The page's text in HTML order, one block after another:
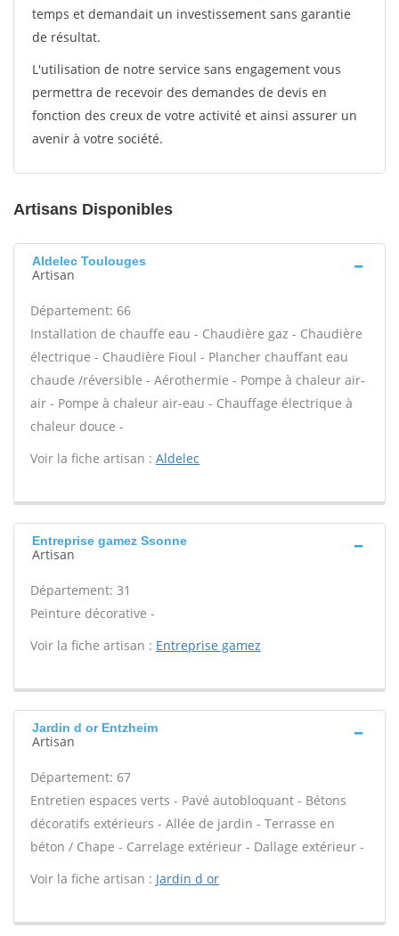
temps et demandait un investissement sans garantie
de résultat.
L'utilisation de notre service sans engagement vous
permettra de recevoir des demandes de devis en
fonction des creux de votre activité et ainsi assurer un
avenir à votre société.
Artisans Disponibles
Aldelec Toulouges
Artisan
Département: 66
Installation de chauffe eau - Chaudière gaz - Chaudière
électrique - Chaudière Fioul - Plancher chauffant eau
chaude /réversible - Aérothermie - Pompe à chaleur air-
air - Pompe à chaleur air-eau - Chauffage électrique à
chaleur douce -
Voir la fiche artisan : Aldelec
Entreprise gamez Ssonne
Artisan
Département: 31
Peinture décorative -
Voir la fiche artisan : Entreprise gamez
Jardin d or Entzheim
Artisan
Département: 67
Entretien espaces verts - Pavé autobloquant - Bétons
décoratifs extérieurs - Allée de jardin - Terrasse en
béton / Chape - Carrelage extérieur - Dallage extérieur -
Voir la fiche artisan : Jardin d or